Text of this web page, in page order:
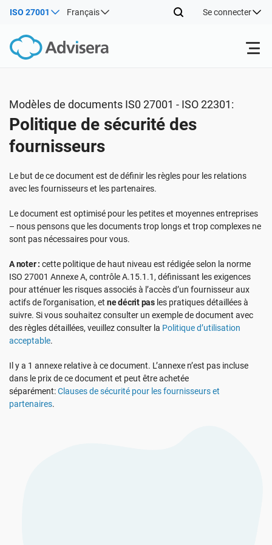
ISO 27001 Français Se connecter
ISO 27001
ISO 42001
RGPD UE
ISO 9001
ISO 14001
ISO 45001
Ressources gratuites
Autre
Entreprises informatiques et SaaS
Infrastructures essentielles
Fabrication
Transport et distribution
Éducation
Nous contacter
Voir La Démo
Modèles de documents IS0 27001 - ISO 22301:
Politique de sécurité des
fournisseurs
Le but de ce document est de définir les règles pour les relations
avec les fournisseurs et les partenaires.
Le document est optimisé pour les petites et moyennes entreprises
– nous pensons que les documents trop longs et trop complexes ne
sont pas nécessaires pour vous.
A noter : cette politique de haut niveau est rédigée selon la norme
ISO 27001 Annexe A, contrôle A.15.1.1, définissant les exigences
pour atténuer les risques associés à l’accès d’un fournisseur aux
actifs de l’organisation, et ne décrit pasles pratiques détaillées à
suivre. Si vous souhaitez consulter un exemple de document avec
des règles détaillées, veuillez consulter la Politique d’utilisation
acceptable.
Il y a 1 annexe relative à ce document. L’annexe n’est pas incluse
dans le prix de ce document et peut être achetée
séparément:Clauses de sécurité pour les fournisseurs et
partenaires.